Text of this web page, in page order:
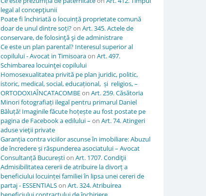
legal al concepţiunii
Poate fi închiriată o locuință proprietate comună
doar de unul dintre soți?on Art. 345. Actele de
conservare, de folosinţă şi de administrare
Ce este un plan parental? Interesul superior al
copilului - Avocat in Timisoaraon Art. 497.
Schimbarea locuinţei copilului
Homosexualitatea privită pe plan juridic, politic,
istoric, medical, social, educațional, și religios, –
ORTODOXIAÎNCATACOMBEon Art. 259. Căsătoria
Minori fotografiați ilegal pentru primarul Daniel
Băluță! Imaginile făcute hoțește au fost postate pe
pagina de Facebook a edilului – on Art. 74. Atingeri
aduse vieţii private
Garanția contra viciilor ascunse în imobiliare: Abuzul
de încredere și răspunderea asociatului – Avocat
Consultanță Bucureștion Art. 1707. Condiţii
Admisibilitatea cererii de atribuire la divorț a
beneficiului locuinței familiei în lipsa unei cereri de
partaj - ESSENTIALSon Art. 324. Atribuirea